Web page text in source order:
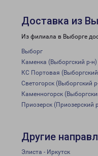
Доставка из
Из филиала в Выборге
Выборг
Каменка (Выборгский р-н)
КС Портовая
Светогорск (Выборгский
Каменногорск
Приозерск (Приозерский
Другие
Элиста - Иркутск